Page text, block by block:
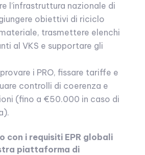
l’infrastruttura nazionale di
obiettivi di riciclo
trasmettere elenchi
al VKS e supportare gli
i PRO, fissare tariffe e
controlli di coerenza e
(fino a €50.000 in caso di
con i requisiti EPR globali
piattaforma di